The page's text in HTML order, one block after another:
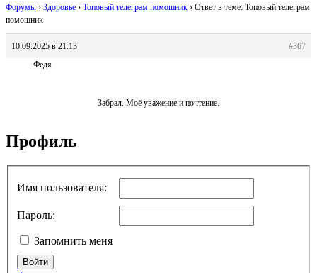
Форумы › Здоровье › Топовый телеграм помошник › Ответ в теме: Топовый телеграм
помошник
10.09.2025 в 21:13
#367
Федя
Забрал. Моё уважение и почтение.
Профиль
Имя пользователя:
Пароль:
Запомнить меня
Войти